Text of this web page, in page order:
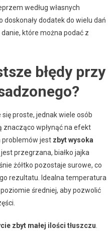
według własnych
doskonały dodatek do wielu dań
które można podać z
błędy przy
proste, jednak wiele osób
znacząco wpłynąć na efekt
problemów jest zbyt wysoka
jest przegrzana, białko jajka
żółtko pozostaje surowe, co
rezultatu. Idealna temperatura
średniej, aby pozwolić
zbyt małej ilości tłuszczu